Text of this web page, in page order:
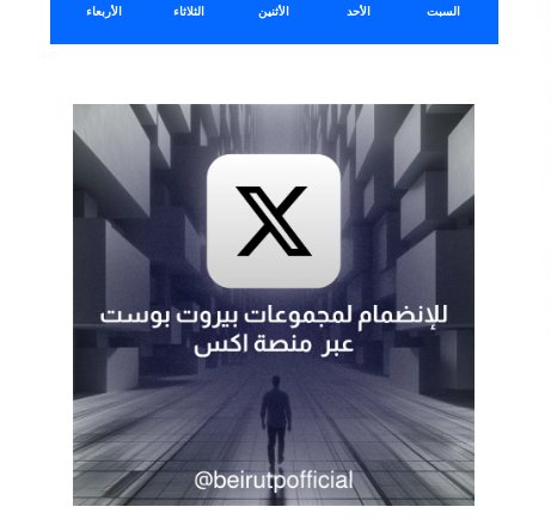
السبت الأحد الأثنين الثلاثاء الأربعاء